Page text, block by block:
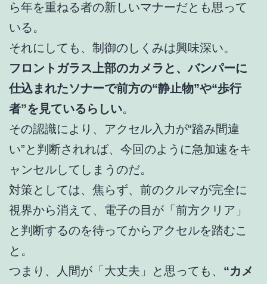
ら年を重ねる者の新しいマナーだとも思って
いる。
それにしても、制御のしくみは興味深い。
フロントガラス上部のカメラと、バンパーに
仕込まれたソナーで前方の“静止物”や“歩行
者”を見ているらしい。
その認識により、アクセル入力が“踏み間違
い”と判断されれば、今回のように急加速をキ
ャンセルしてしまうのだ。
対策としては、焦らず、前のクルマが完全に
視界から消えて、電子の目が「前方クリア」
と判断するのを待ってからアクセルを踏むこ
と。
つまり、人間が「大丈夫」と思っても、 “カメ